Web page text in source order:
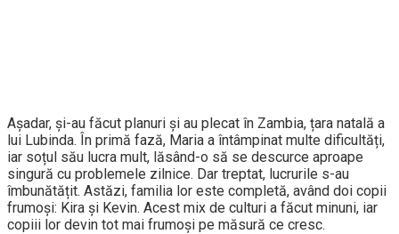
Așadar, și-au făcut planuri și au plecat în Zambia, țara natală a
lui Lubinda. În primă fază, Maria a întâmpinat multe dificultăți,
iar soțul său lucra mult, lăsând-o să se descurce aproape
singură cu problemele zilnice. Dar treptat, lucrurile s-au
îmbunătățit. Astăzi, familia lor este completă, având doi copii
frumoși: Kira și Kevin. Acest mix de culturi a făcut minuni, iar
copiii lor devin tot mai frumoși pe măsură ce cresc.